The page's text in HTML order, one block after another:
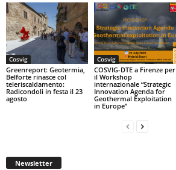
Cosvig
Greenreport: Geotermia,
Belforte rinasce col
teleriscaldamento:
Radicondoli in festa il 23
agosto
Cosvig
COSVIG-DTE a Firenze per
il Workshop
internazionale “Strategic
Innovation Agenda for
Geothermal Exploitation
in Europe”
Newsletter